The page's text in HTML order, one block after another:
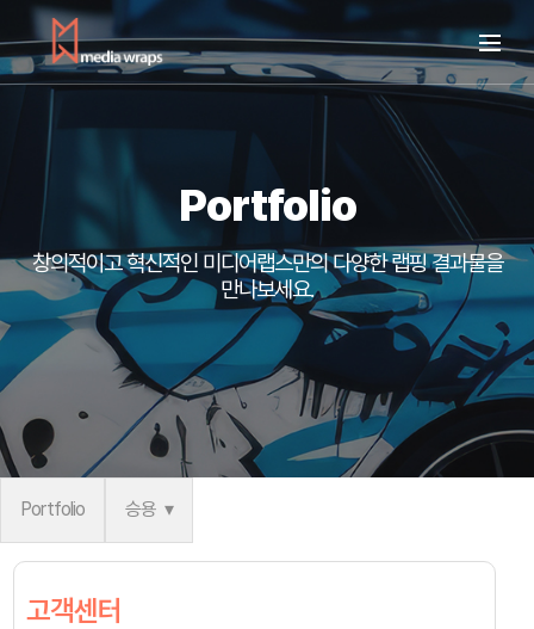
Portfolio
창의적이고 혁신적인 미디어랩스만의다양한 랩핑 결과물을
만나보세요.
Portfolio 승용
고객센터